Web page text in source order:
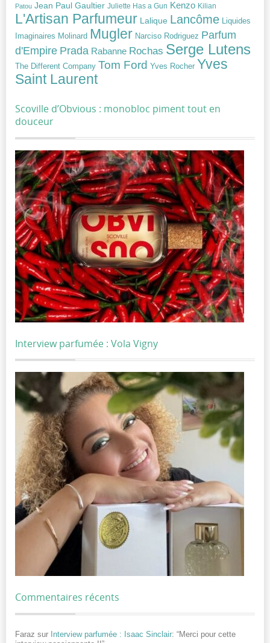
Patou Jean Paul Gaultier Juliette Has a Gun Kenzo Kilian
L'Artisan Parfumeur Lalique Lancôme Liquides
Imaginaires Molinard Mugler Narciso Rodriguez Parfum
d'Empire Prada Rabanne Rochas Serge Lutens
The Different Company Tom Ford Yves Rocher Yves
Saint Laurent
Scoville d’Obvious : monobloc piment tout en
douceur
Interview parfumée : Vola Vigny
Commentaires récents
Faraz sur Interview parfumée : Isaac Sinclair: “Merci pour cette